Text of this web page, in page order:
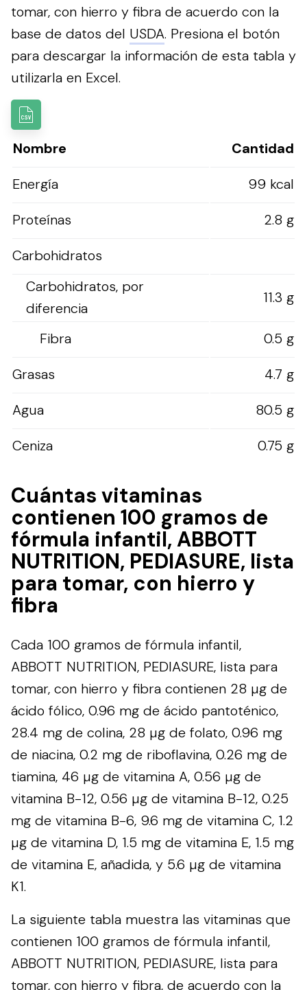
tomar, con hierro y fibra de acuerdo con la
base de datos del USDA. Presiona el botón
para descargar la información de esta tabla y
utilizarla en Excel.
Nombre
Cantidad
Energía
99 kcal
Proteínas
2.8 g
Carbohidratos
Carbohidratos, por
diferencia
11.3 g
Fibra
0.5 g
Grasas
4.7 g
Agua
80.5 g
Ceniza
0.75 g
Cuántas vitaminas
contienen 100 gramos de
fórmula infantil, ABBOTT
NUTRITION, PEDIASURE, lista
para tomar, con hierro y
fibra
Cada 100 gramos de fórmula infantil,
ABBOTT NUTRITION, PEDIASURE, lista para
tomar, con hierro y fibra contienen 28 µg de
ácido fólico, 0.96 mg de ácido pantoténico,
28.4 mg de colina, 28 µg de folato, 0.96 mg
de niacina, 0.2 mg de riboflavina, 0.26 mg de
tiamina, 46 µg de vitamina A, 0.56 µg de
vitamina B-12, 0.56 µg de vitamina B-12, 0.25
mg de vitamina B-6, 9.6 mg de vitamina C, 1.2
µg de vitamina D, 1.5 mg de vitamina E, 1.5 mg
de vitamina E, añadida, y 5.6 µg de vitamina
K1.
La siguiente tabla muestra las vitaminas que
contienen 100 gramos de fórmula infantil,
ABBOTT NUTRITION, PEDIASURE, lista para
tomar, con hierro y fibra, de acuerdo con la